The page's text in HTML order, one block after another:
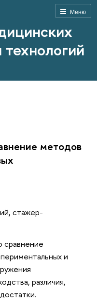
Меню
методов
стажер-
сравнение
и
различия,